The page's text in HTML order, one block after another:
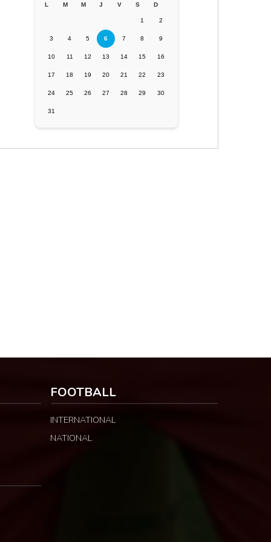
L M M J V S D
1 2
3 4 5 6 7 8 9
10 11 12 13 14 15 16
17 18 19 20 21 22 23
24 25 26 27 28 29 30
31
FOOTBALL
INTERNATIONAL
NATIONAL